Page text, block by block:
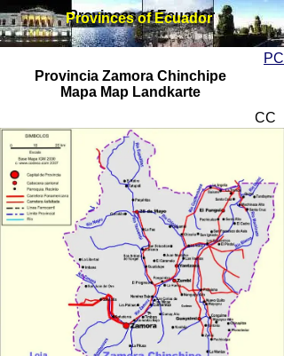
Provincia Zamora Chinchipe
Mapa Map Landkarte
PC
Provinces of Ecuador
Provinces of Ecuador
CC